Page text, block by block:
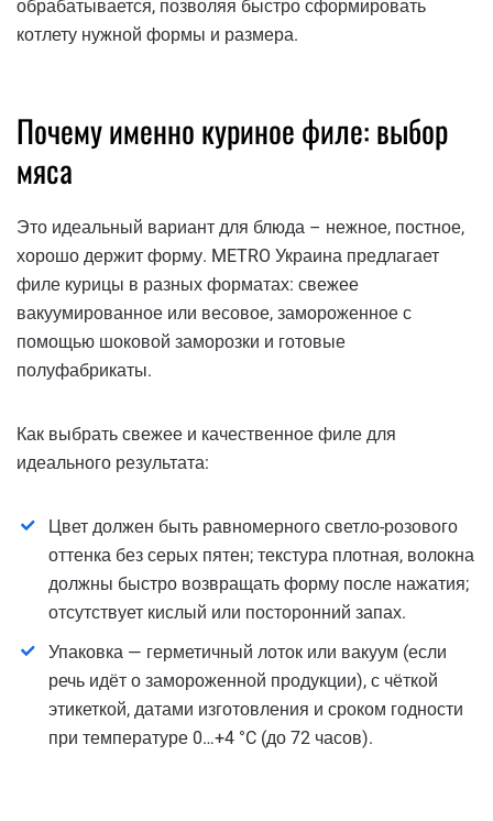
обрабатывается, позволяя быстро сформировать
котлету нужной формы и размера.
Почему именно куриное филе: выбор
мяса
Это идеальный вариант для блюда – нежное, постное,
хорошо держит форму. METRO Украина предлагает
филе курицы в разных форматах: свежее
вакуумированное или весовое, замороженное с
помощью шоковой заморозки и готовые
полуфабрикаты.
Как выбрать свежее и качественное филе для
идеального результата:
Цвет должен быть равномерного светло-розового
оттенка без серых пятен; текстура плотная, волокна
должны быстро возвращать форму после нажатия;
отсутствует кислый или посторонний запах.
Упаковка — герметичный лоток или вакуум (если
речь идёт о замороженной продукции), с чёткой
этикеткой, датами изготовления и сроком годности
при температуре 0…+4 °C (до 72 часов).